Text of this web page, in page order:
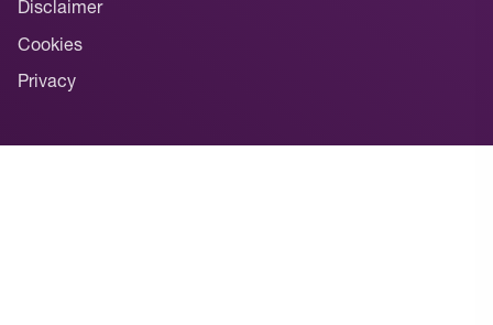
Disclaimer
Cookies
Privacy